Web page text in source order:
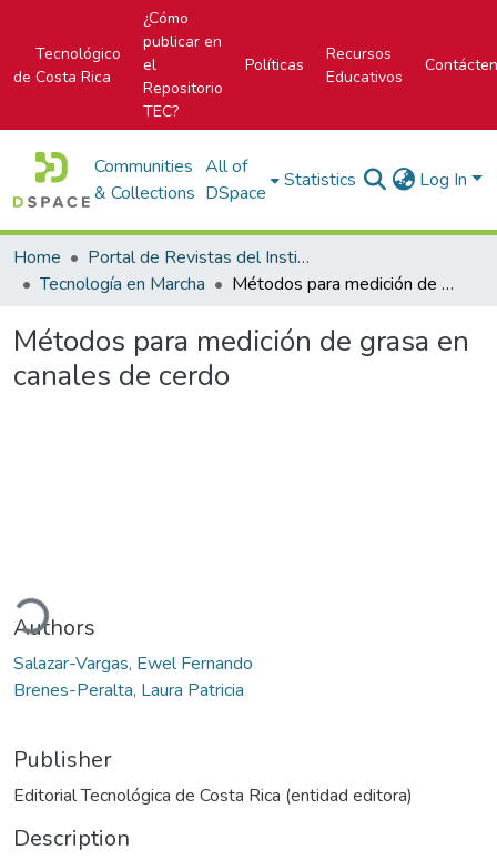
Tecnológico
de Costa Rica
¿Cómo
publicar en
el
Repositorio
TEC?
Políticas
Recursos
Educativos
Communities
& Collections
All of
DSpace
Statistics Log In
Home
Portal de Revistas del Instituto Tecnológico de Costa Rica
Tecnología en Marcha
Métodos para medición de grasa en canales de cerdo
Métodos para medición de grasa en
canales de cerdo
Authors
Salazar-Vargas, Ewel Fernando
Brenes-Peralta, Laura Patricia
Publisher
Editorial Tecnológica de Costa Rica (entidad editora)
Description